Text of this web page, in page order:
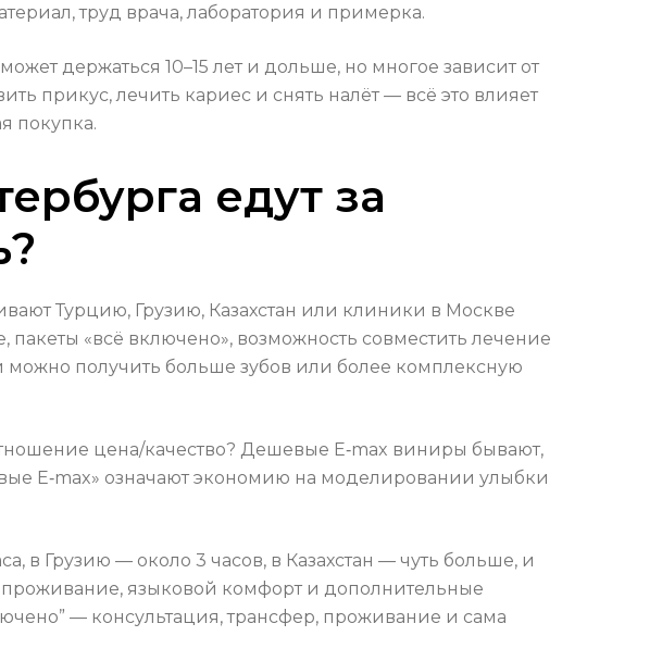
труд врача, лаборатория и примерка.
держаться 10–15 лет и дольше, но многое зависит от
прикус, лечить кариес и снять налёт — всё это влияет
покупка.
едут за
Турцию, Грузию, Казахстан или клиники в Москве
«всё включено», возможность совместить лечение
можно получить больше зубов или более комплексную
цена/качество? Дешевые E‑max виниры бывают,
E‑max» означают экономию на моделировании улыбки
в Грузию — около 3 часов, в Казахстан — чуть больше, и
проживание, языковой комфорт и дополнительные
— консультация, трансфер, проживание и сама